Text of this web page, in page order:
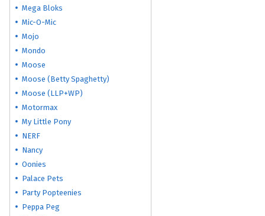
Mega Bloks
Mic-O-Mic
Mojo
Mondo
Moose
Moose (Betty Spaghetty)
Moose (LLP+WP)
Motormax
My Little Pony
NERF
Nancy
Oonies
Palace Pets
Party Popteenies
Peppa Peg